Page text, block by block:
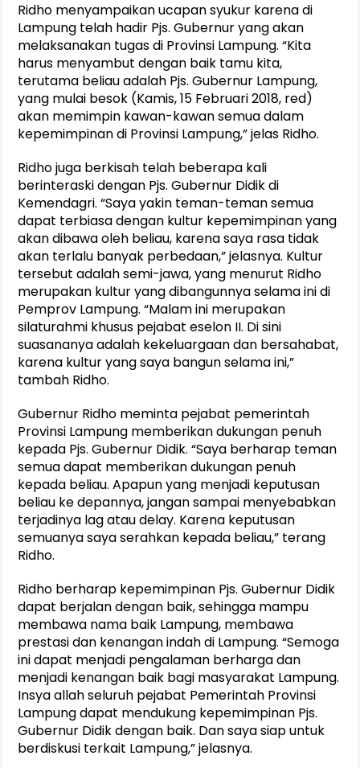
Ridho menyampaikan ucapan syukur karena di
Lampung telah hadir Pjs. Gubernur yang akan
melaksanakan tugas di Provinsi Lampung. “Kita
harus menyambut dengan baik tamu kita,
terutama beliau adalah Pjs. Gubernur Lampung,
yang mulai besok (Kamis, 15 Februari 2018, red)
akan memimpin kawan-kawan semua dalam
kepemimpinan di Provinsi Lampung,” jelas Ridho.
Ridho juga berkisah telah beberapa kali
berinteraski dengan Pjs. Gubernur Didik di
Kemendagri. “Saya yakin teman-teman semua
dapat terbiasa dengan kultur kepemimpinan yang
akan dibawa oleh beliau, karena saya rasa tidak
akan terlalu banyak perbedaan,” jelasnya. Kultur
tersebut adalah semi-jawa, yang menurut Ridho
merupakan kultur yang dibangunnya selama ini di
Pemprov Lampung. “Malam ini merupakan
silaturahmi khusus pejabat eselon II. Di sini
suasananya adalah kekeluargaan dan bersahabat,
karena kultur yang saya bangun selama ini,”
tambah Ridho.
Gubernur Ridho meminta pejabat pemerintah
Provinsi Lampung memberikan dukungan penuh
kepada Pjs. Gubernur Didik. “Saya berharap teman
semua dapat memberikan dukungan penuh
kepada beliau. Apapun yang menjadi keputusan
beliau ke depannya, jangan sampai menyebabkan
terjadinya lag atau delay. Karena keputusan
semuanya saya serahkan kepada beliau,” terang
Ridho.
Ridho berharap kepemimpinan Pjs. Gubernur Didik
dapat berjalan dengan baik, sehingga mampu
membawa nama baik Lampung, membawa
prestasi dan kenangan indah di Lampung. “Semoga
ini dapat menjadi pengalaman berharga dan
menjadi kenangan baik bagi masyarakat Lampung.
Insya allah seluruh pejabat Pemerintah Provinsi
Lampung dapat mendukung kepemimpinan Pjs.
Gubernur Didik dengan baik. Dan saya siap untuk
berdiskusi terkait Lampung,” jelasnya.